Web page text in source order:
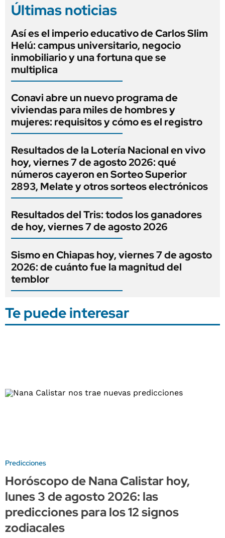
Últimas noticias
Así es el imperio educativo de Carlos Slim
Helú: campus universitario, negocio
inmobiliario y una fortuna que se
multiplica
Conavi abre un nuevo programa de
viviendas para miles de hombres y
mujeres: requisitos y cómo es el registro
Resultados de la Lotería Nacional en vivo
hoy, viernes 7 de agosto 2026: qué
números cayeron en Sorteo Superior
2893, Melate y otros sorteos electrónicos
Resultados del Tris: todos los ganadores
de hoy, viernes 7 de agosto 2026
Sismo en Chiapas hoy, viernes 7 de agosto
2026: de cuánto fue la magnitud del
temblor
Te puede interesar
Predicciones
Horóscopo de Nana Calistar hoy,
lunes 3 de agosto 2026: las
predicciones para los 12 signos
zodiacales